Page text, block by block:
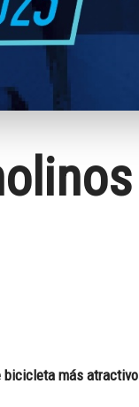
bicicleta más atractivo